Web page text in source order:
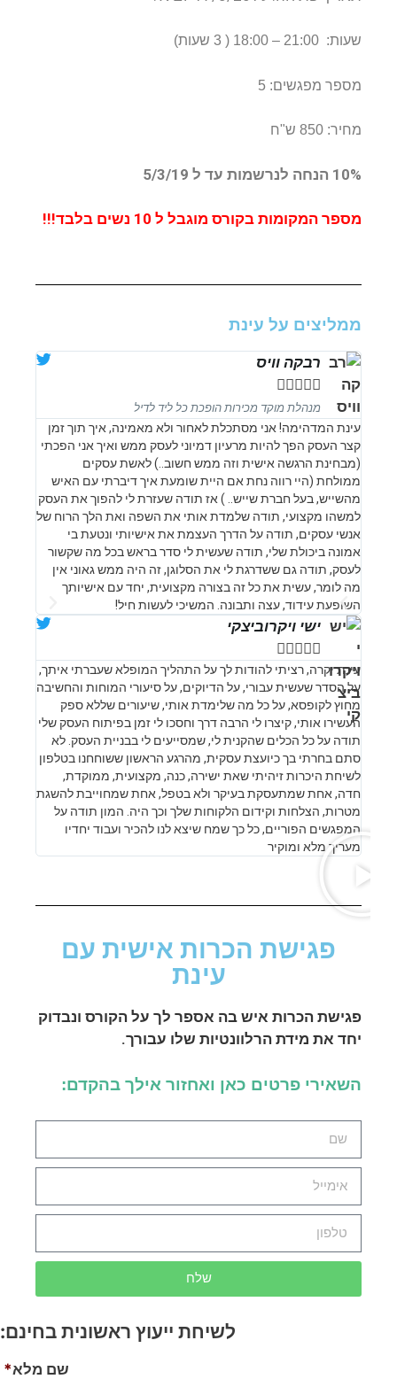
שעות: 21:00 – 18:00 ( 3 שעות)
מספר מפגשים: 5
מחיר: 850 ש"ח
10% הנחה לנרשמות עד ל 5/3/19
מספר המקומות בקורס מוגבל ל 10 נשים בלבד!!!
ממליצים על עינת
רבקה וויס

מנהלת מוקד מכירות הופכת כל ליד לדיל
עינת המדהימה! אני מסתכלת לאחור ולא מאמינה, איך תוך זמן
קצר העסק הפך להיות מרעיון דמיוני לעסק ממש ואיך אני הפכתי
(מבחינת הרגשה אישית וזה ממש חשוב..) לאשת עסקים
ממולחת (היי רווה נחת אם היית שומעת איך דיברתי עם האיש
מהשייש, בעל חברת שייש.. ) אז תודה שעזרת לי להפוך את העסק
למשהו מקצועי, תודה שלמדת אותי את השפה ואת הלך הרוח של
אנשי עסקים, תודה על הדרך העצמת את אישיותי ונטעת בי
אמונה ביכולת שלי, תודה שעשית לי סדר בראש בכל מה שקשור
לעסק, תודה גם ששדרגת לי את הסלוגן, זה היה ממש גאוני אין
מה לומר, עשית את כל זה בצורה מקצועית, יחד עם אישיותך
השופעת עידוד, עצה ותבונה. המשיכי לעשות חיל!
ישי ויקרוביצקי

עינת יקרה, רציתי להודות לך על התהליך המופלא שעברתי איתך,
על הסדר שעשית עבורי, על הדיוקים, על סיעורי המוחות והחשיבה
מחוץ לקופסא, על כל מה שלימדת אותי, שיעורים שללא ספק
העשירו אותי, קיצרו לי הרבה דרך וחסכו לי זמן בפיתוח העסק שלי
תודה על כל הכלים שהקנית לי, שמסייעים לי בבניית העסק. לא
סתם בחרתי בך כיועצת עסקית, מהרגע הראשון ששוחחנו בטלפון
לשיחת היכרות זיהיתי שאת ישירה, כנה, מקצועית, ממוקדת,
חדה, אחת שמתעסקת בעיקר ולא בטפל, אחת שמחוייבת להשגת
מטרות, הצלחות וקידום הלקוחות שלך וכך היה. המון תודה על
המפגשים הפוריים, כל כך שמח שיצא לנו להכיר ועבוד יחדיו
מעריך מלא ומוקיר
פגישת הכרות אישית עם
עינת
פגישת הכרות איש בה אספר לך על הקורס ונבדוק
יחד את מידת הרלוונטיות שלו עבורך.
השאירי פרטים כאן ואחזור אילך בהקדם:
שלח
לשיחת ייעוץ ראשונית בחינם:
שם מלא*